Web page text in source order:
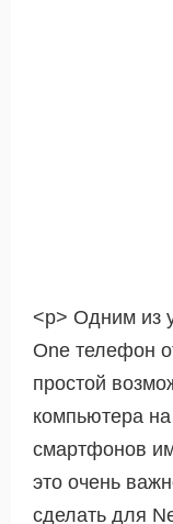
<р> Одним из
One телефон
простой
компьютера
смартфонов
это очень
сделать для